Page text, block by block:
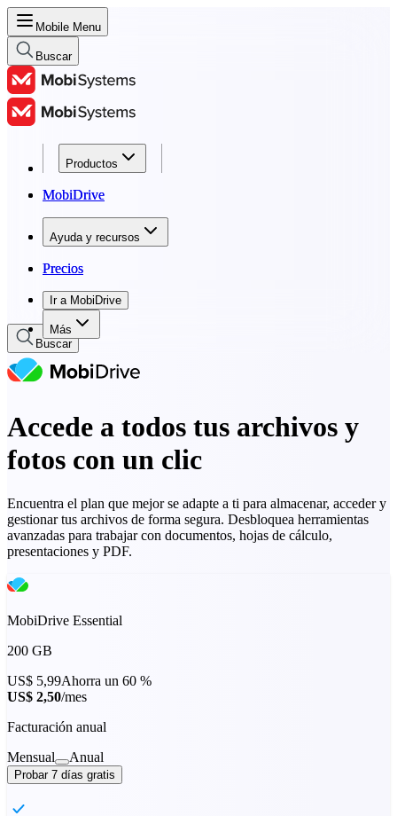
Mobile Menu
Buscar
Productos
MobiDrive
Ayuda y recursos
Precios
Ir a MobiDrive
Más
Productos
MobiDrive
Ayuda y recursos
Precios
Ir a MobiDrive
Buscar
Accede a todos tus archivos y
fotos con un clic
Encuentra el plan que mejor se adapte a ti para almacenar, acceder y
gestionar tus archivos de forma segura. Desbloquea herramientas
avanzadas para trabajar con documentos, hojas de cálculo,
presentaciones y PDF.
MobiDrive Essential
200 GB
US$ 5,99Ahorra un 60 %
US$ 2,50/mes
Facturación anual
Mensual
Anual
Probar 7 días gratis